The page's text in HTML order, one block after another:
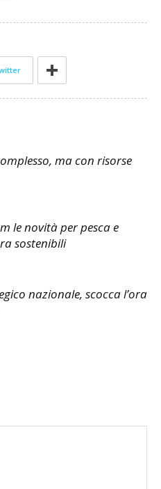
ma con risorse
le novità per pesca e
sostenibili
nazionale, scocca l’ora